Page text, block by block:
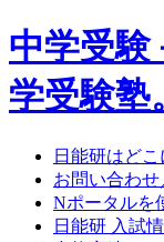
中学受験
学受験塾
日能研はどこ
お問い合わ
Nポータルを
日能研 入試